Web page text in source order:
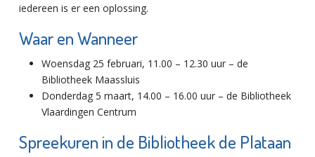
iedereen is er een oplossing.
Waar en Wanneer
Woensdag 25 februari, 11.00 – 12.30 uur – de
Bibliotheek Maassluis
Donderdag 5 maart, 14.00 – 16.00 uur – de Bibliotheek
Vlaardingen Centrum
Spreekuren in de Bibliotheek de Plataan